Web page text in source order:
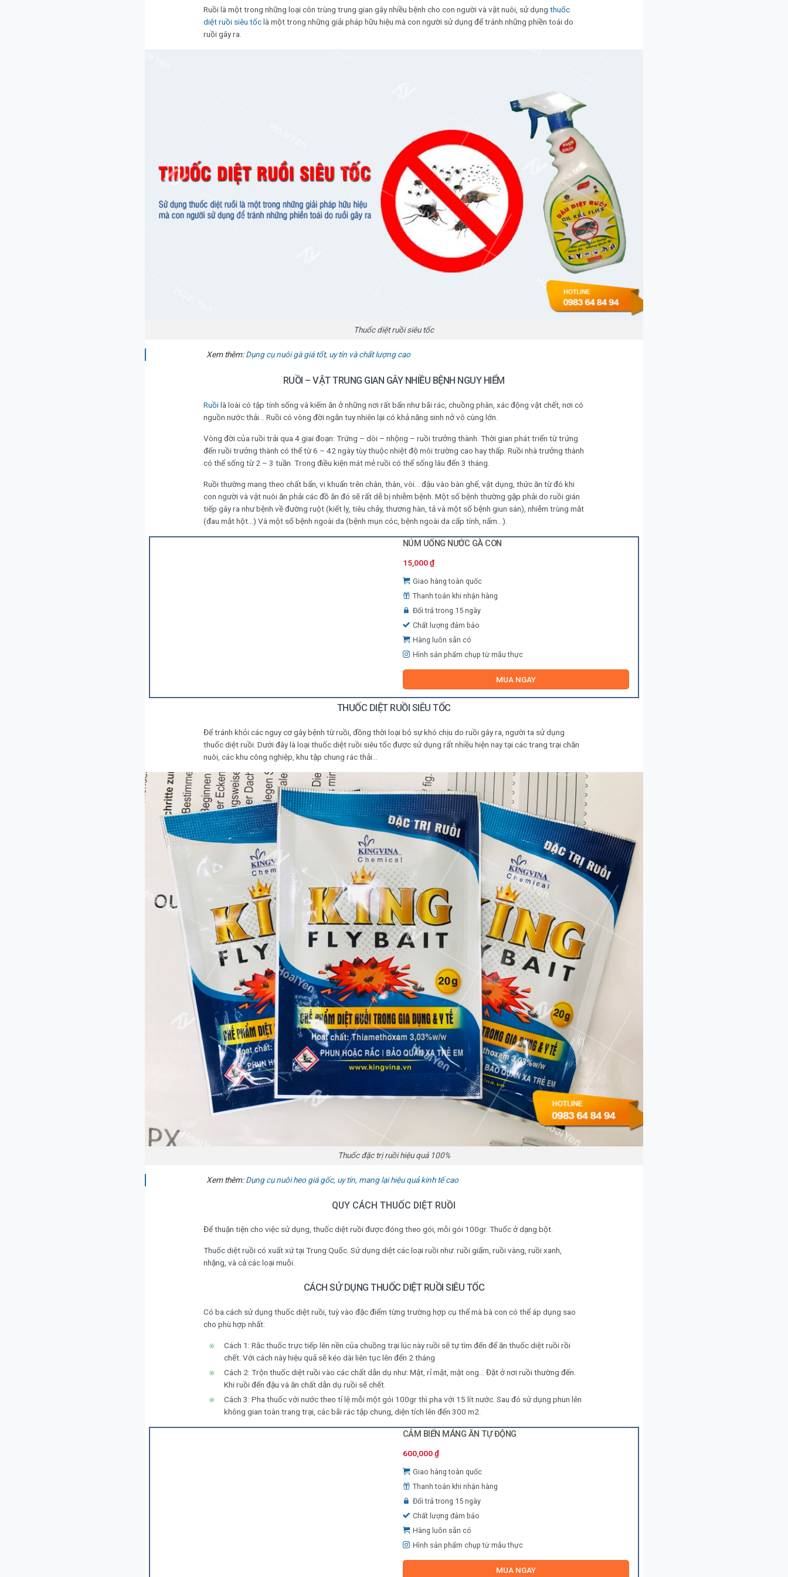
Ruồi là một trong những loại côn trùng trung gian gây nhiều bệnh cho con người và vật nuôi, sử dụng thuốc
diệt ruồi siêu tốclà một trong những giải pháp hữu hiệu mà con người sử dụng để tránh những phiền toái do
ruồi gây ra.
Thuốc diệt ruồi siêu tốc
Xem thêm:Dụng cụ nuôi gà giá tốt, uy tín và chất lượng cao
RUỒI – VẬT TRUNG GIAN GÂY NHIỀU BỆNH NGUY HIỂM
Ruồilà loài có tập tính sống và kiếm ăn ở những nơi rất bẩn như bãi rác, chuồng phân, xác động vật chết, nơi có
nguồn nước thải… Ruồi có vòng đời ngắn tuy nhiên lại có khả năng sinh nở vô cùng lớn.
Vòng đời của ruồi trải qua 4 giai đoạn: Trứng – dòi – nhộng – ruồi trưởng thành. Thời gian phát triển từ trứng
đến ruồi trưởng thành có thể từ 6 – 42 ngày tùy thuộc nhiệt độ môi trường cao hay thấp. Ruồi nhà trưởng thành
có thể sống từ 2 – 3 tuần. Trong điều kiện mát mẻ ruồi có thể sống lâu đến 3 tháng.
Ruồi thường mang theo chất bẩn, vi khuẩn trên chân, thân, vòi… đậu vào bàn ghế, vật dụng, thức ăn từ đó khi
con người và vật nuôi ăn phải các đồ ăn đó sẽ rất dễ bị nhiễm bệnh. Một số bệnh thường gặp phải do ruồi gián
tiếp gây ra như bệnh về đường ruột (kiết lỵ, tiêu chảy, thương hàn, tả và một số bệnh giun sán), nhiễm trùng mắt
(đau mắt hột…) Và một số bệnh ngoài da (bệnh mụn cóc, bệnh ngoài da cấp tính, nấm…).
NÚM UỐNG NƯỚC GÀ CON
15,000₫
Giao hàng toàn quốc
Thanh toán khi nhận hàng
Đổi trả trong 15 ngày
Chất lượng đảm bảo
Hàng luôn sẵn có
Hình sản phẩm chụp từ mẫu thực
MUA NGAY
THUỐC DIỆT RUỒI SIÊU TỐC
Để tránh khỏi các nguy cơ gây bệnh từ ruồi, đồng thời loại bỏ sự khó chịu do ruồi gây ra, người ta sử dụng
thuốc diệt ruồi. Dưới đây là loại thuốc diệt ruồi siêu tốc được sử dụng rất nhiều hiện nay tại các trang trại chăn
nuôi, các khu công nghiệp, khu tập chung rác thải…
Thuốc đặc trị ruồi hiệu quả 100%
Xem thêm:Dụng cụ nuôi heo giá gốc, uy tín, mang lại hiệu quả kinh tế cao
QUY CÁCH THUỐC DIỆT RUỒI
Để thuận tiện cho việc sử dụng, thuốc diệt ruồi được đóng theo gói, mỗi gói 100gr. Thuốc ở dạng bột.
Thuốc diệt ruồi có xuất xứ tại Trung Quốc. Sử dụng diệt các loại ruồi như: ruồi giấm, ruồi vàng, ruồi xanh,
nhặng, và cả các loại muỗi.
CÁCH SỬ DỤNG THUỐC DIỆT RUỒI SIÊU TỐC
Có ba cách sử dụng thuốc diệt ruồi, tuỳ vào đặc điểm từng trường hợp cụ thể mà bà con có thể áp dụng sao
cho phù hợp nhất:
Cách 1: Rắc thuốc trực tiếp lên nền của chuồng trại lúc này ruồi sẽ tự tìm đến để ăn thuốc diệt ruồi rồi
chết. Với cách này hiệu quả sẽ kéo dài liên tục lên đến 2 tháng
Cách 2: Trộn thuốc diệt ruồi vào các chất dẫn dụ như: Mật, rỉ mật, mật ong… Đặt ở nơi ruồi thường đến.
Khi ruồi đến đậu và ăn chất dẫn dụ ruồi sẽ chết.
Cách 3: Pha thuốc với nước theo tỉ lệ mỗi một gói 100gr thì pha với 15 lít nước. Sau đó sử dụng phun lên
không gian toàn trang trại, các bãi rác tập chung, diện tích lên đến 300 m2.
CẢM BIẾN MÁNG ĂN TỰ ĐỘNG
600,000₫
Giao hàng toàn quốc
Thanh toán khi nhận hàng
Đổi trả trong 15 ngày
Chất lượng đảm bảo
Hàng luôn sẵn có
Hình sản phẩm chụp từ mẫu thực
MUA NGAY